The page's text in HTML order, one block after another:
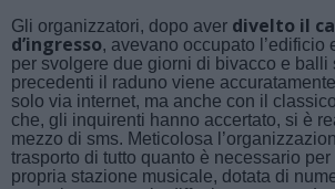
Gli organizzatori, dopo aver divelto il
d’ingresso, avevano occupato l’edificio
per svolgere due giorni di bivacco e balli
precedenti il raduno viene
solo via internet, ma anche con il
che, gli inquirenti hanno accertato, si è
mezzo di sms. Meticolosa
trasporto di tutto quanto è necessario
propria stazione musicale, dotata di